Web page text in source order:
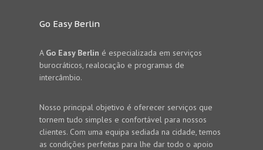
Go Easy Berlin
A Go Easy Berlin é especializada em serviços
burocráticos, realocação e programas de
intercâmbio.
Nosso principal objetivo é oferecer serviços que
tornem tudo simples e confortável para nossos
clientes. Com uma equipa sediada na cidade, temos
as condições perfeitas para lhe dar todo o apoio